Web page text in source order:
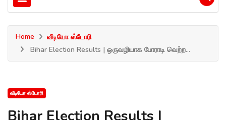
Home
வீடியோ ஸ்டோரி
Bihar Election Results | ஒருவழியாக போராடி வெற்ற...
வீடியோ ஸ்டோரி
Bihar Election Results |